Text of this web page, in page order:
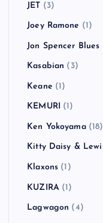
JET (3)
Joey Ramone (1)
Jon Spencer Blues
Kasabian (3)
Keane (1)
KEMURI (1)
Ken Yokoyama(18)
Kitty Daisy &
Klaxons (1)
KUZIRA(1)
Lagwagon (4)